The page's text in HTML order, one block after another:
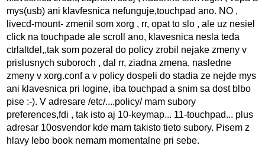
mys(usb) ani klavfesnica nefunguje,touchpad ano. NO ,
livecd-mount- zmenil som xorg , rr, opat to slo , ale uz nesiel
click na touchpade ale scroll ano, klavesnica nesla teda
ctrlaltdel,,tak som pozeral do policy zrobil nejake zmeny v
prislusnych suboroch , dal rr, ziadna zmena, nasledne
zmeny v xorg.conf a v policy dospeli do stadia ze nejde mys
ani klavesnica pri logine, iba touchpad a snim sa dost blbo
pise :-). V adresare /etc/....policy/ mam subory
preferences,fdi , tak isto aj 10-keymap... 11-touchpad... plus
adresar 10osvendor kde mam takisto tieto subory. Pisem z
hlavy lebo book nemam momentalne pri sebe.